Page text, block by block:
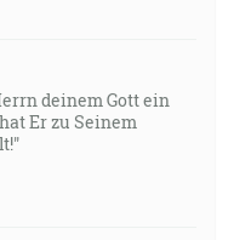
deinem Gott ein
Er zu Seinem